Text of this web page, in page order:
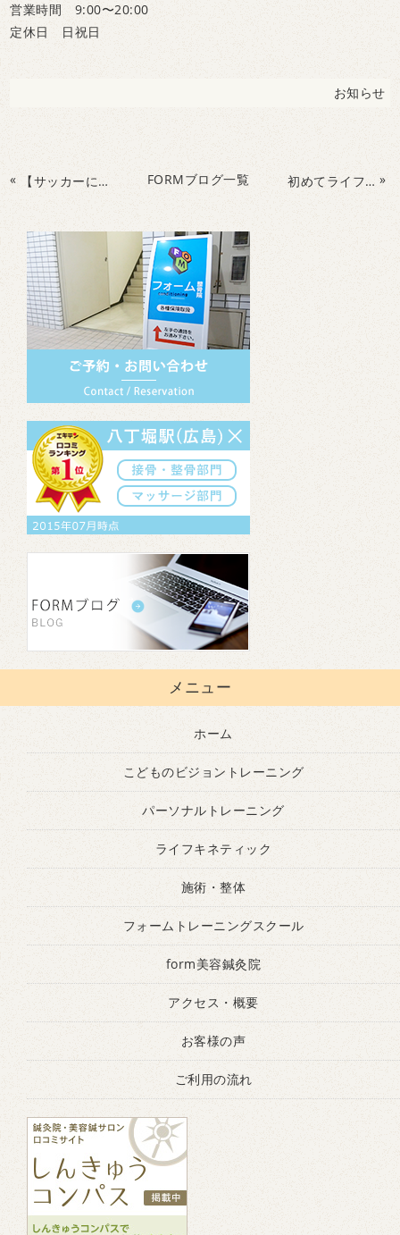
営業時間 9:00〜20:00
定休日 日祝日
お知らせ
« 【サッカーにも勉強にも役立つ！】側頭葉の役割について FORMブログ一覧 初めてライフキネティックをされた方の感想は？ »
メニュー
ホーム
こどものビジョントレーニング
パーソナルトレーニング
ライフキネティック
施術・整体
フォームトレーニングスクール
form美容鍼灸院
アクセス・概要
お客様の声
ご利用の流れ